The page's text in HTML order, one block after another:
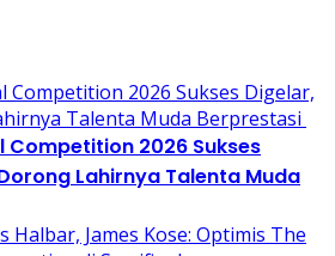
Competition 2026 Sukses
Lahirnya Talenta Muda